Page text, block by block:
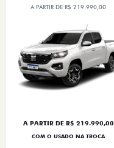
A PARTIR DE R$ 219.990,00
A PARTIR DE R$ 219.990,00
COM O USADO NA TROCA